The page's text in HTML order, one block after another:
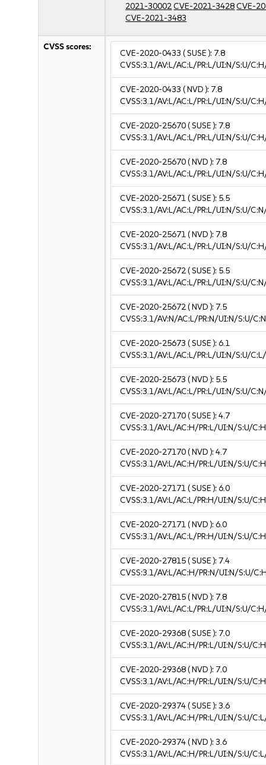
2021-30002CVE-2021-3428CVE-
CVE-2021-3483
CVSS scores:
CVE-2020-0433 ( SUSE ): 7.8
CVSS:3.1/AV:L/AC:L/PR:L/UI:N/S:U/
CVE-2020-0433 ( NVD ): 7.8
CVSS:3.1/AV:L/AC:L/PR:L/UI:N/S:U/
CVE-2020-25670( SUSE ): 7.8
CVSS:3.1/AV:L/AC:L/PR:L/UI:N/S:U/
CVE-2020-25670( NVD ): 7.8
CVSS:3.1/AV:L/AC:L/PR:L/UI:N/S:U/
CVE-2020-25671( SUSE ): 5.5
CVSS:3.1/AV:L/AC:L/PR:L/UI:N/S:U/
CVE-2020-25671( NVD ): 7.8
CVSS:3.1/AV:L/AC:L/PR:L/UI:N/S:U/
CVE-2020-25672( SUSE ): 5.5
CVSS:3.1/AV:L/AC:L/PR:L/UI:N/S:U/
CVE-2020-25672( NVD ): 7.5
CVSS:3.1/AV:N/AC:L/PR:N/UI:N/S:U/
CVE-2020-25673 ( SUSE ):6.1
CVSS:3.1/AV:L/AC:L/PR:L/UI:N/S:U/
CVE-2020-25673 ( NVD ): 5.5
CVSS:3.1/AV:L/AC:L/PR:L/UI:N/S:U/
CVE-2020-27170( SUSE ):4.7
CVSS:3.1/AV:L/AC:H/PR:L/UI:N/S:U/
CVE-2020-27170( NVD ):4.7
CVSS:3.1/AV:L/AC:H/PR:L/UI:N/S:U/
CVE-2020-27171( SUSE ):6.0
CVSS:3.1/AV:L/AC:L/PR:H/UI:N/S:U/
CVE-2020-27171( NVD ):6.0
CVSS:3.1/AV:L/AC:L/PR:H/UI:N/S:U/
CVE-2020-27815( SUSE ): 7.4
CVSS:3.1/AV:L/AC:H/PR:N/UI:N/S:U/
CVE-2020-27815( NVD ): 7.8
CVSS:3.1/AV:L/AC:L/PR:L/UI:N/S:U/
CVE-2020-29368( SUSE ): 7.0
CVSS:3.1/AV:L/AC:H/PR:L/UI:N/S:U/
CVE-2020-29368( NVD ): 7.0
CVSS:3.1/AV:L/AC:H/PR:L/UI:N/S:U/
CVE-2020-29374( SUSE ):3.6
CVSS:3.1/AV:L/AC:H/PR:L/UI:N/S:U/
CVE-2020-29374( NVD ):3.6
CVSS:3.1/AV:L/AC:H/PR:L/UI:N/S:U/